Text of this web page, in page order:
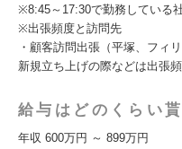
※8:45～17:30で勤務している
※出張頻度と訪問先
・顧客訪問出張（平塚、フィ
新規立ち上げの際などは出張
給与はどのくらい
年収 600万円 ～ 899万円